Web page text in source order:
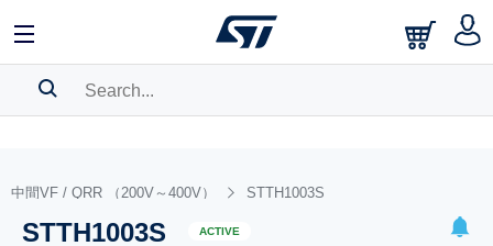
BOOKMARK
Please log into show your saved searches.
中間VF / QRR （200V～400V） STTH1003S
STTH1003S ACTIVE